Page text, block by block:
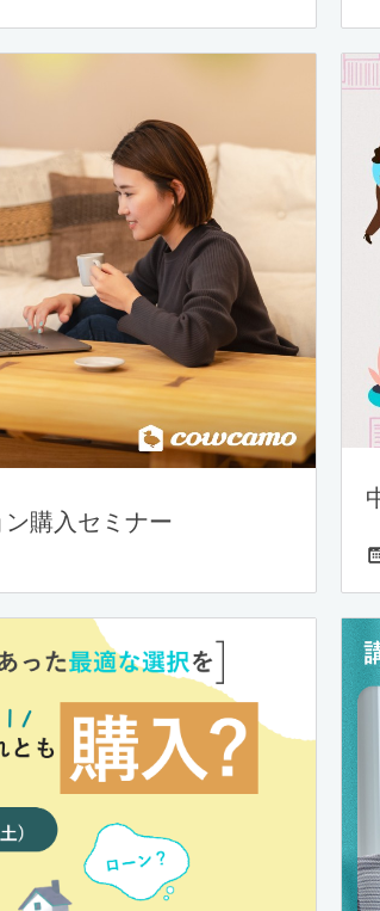
購入セミナー